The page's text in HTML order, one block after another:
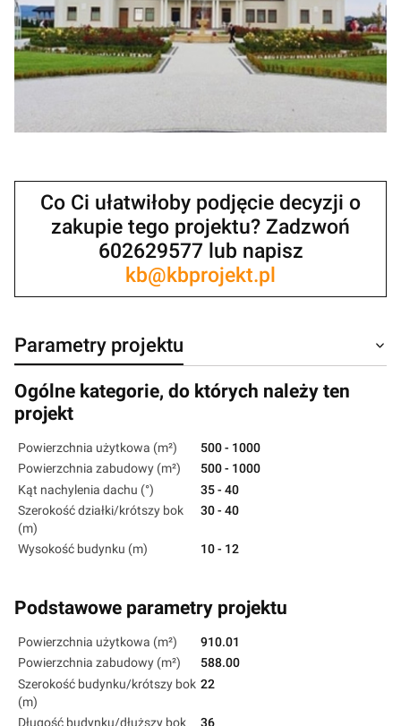
Co Ci ułatwiłoby podjęcie decyzji o
zakupie tego projektu? Zadzwoń
602629577 lub napisz
kb@kbprojekt.pl
Parametry projektu
Ogólne kategorie, do których należy ten
projekt
Powierzchnia użytkowa (m²)
500 - 1000
Powierzchnia zabudowy (m²)
500 - 1000
Kąt nachylenia dachu (°)
35 - 40
Szerokość działki/krótszy bok
(m)
30 - 40
Wysokość budynku (m) 10 - 12
Podstawowe parametry projektu
Powierzchnia użytkowa (m²)
910.01
Powierzchnia zabudowy (m²)
588.00
Szerokość budynku/krótszy bok
(m)
22
Długość budynku/dłuższy bok 36